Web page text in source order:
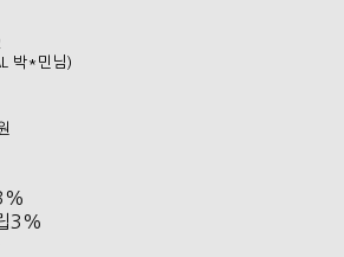
박*민님)
3%